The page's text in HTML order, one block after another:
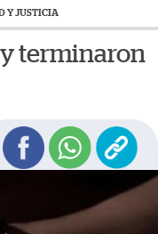
Y JUSTICIA
terminaron